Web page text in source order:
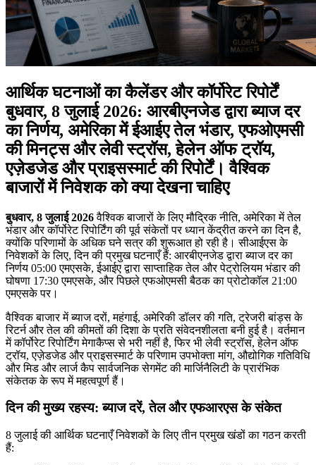
आर्थिक घटनाओं का कैलेंडर और कॉर्पोरेट रिपोर्टें
बुधवार, 8 जुलाई 2026: आरबीएनजेड द्वारा ब्याज दर
का निर्णय, अमेरिका में ईआईए तेल भंडार, एफओएमसी
की मिनट्स और लेवी स्ट्रॉस, हेलेन ऑफ ट्रॉय,
एज़ेडजेड और प्राइसस्मार्ट की रिपोर्टें। वैश्विक
बाजारों में निवेशक को क्या देखना चाहिए
बुधवार, 8 जुलाई 2026वैश्विक बाजारों के लिए मौद्रिक नीति, अमेरिका में तेल
भंडार और कॉर्पोरेट रिपोर्टिंग की पूर्व संकेतों पर ध्यान केंद्रीत करने का दिन है,
क्योंकि परिणामों के अधिक घने सत्र की शुरूआत हो रही है। सीआईएस के
निवेशकों के लिए, दिन की प्रमुख घटनाएँ हैं: आरबीएनजेड द्वारा ब्याज दर का
निर्णय 05:00 एमएसके, ईआईए द्वारा साप्ताहिक तेल और पेट्रोलियम भंडार की
घोषणा 17:30 एमएसके, और पिछले एफओएमसी बैठक का प्रोटोकॉल 21:00
एमएसके पर।
वैश्विक बाजार में ब्याज दरों, महंगाई, अमेरिकी डॉलर की गति, ट्रेजरी बांड्स के
रिटर्न और तेल की कीमतों की दिशा के प्रति संवेदनशीलता बनी हुई है। वर्तमान
में कॉर्पोरेट रिपोर्टिंग मेगाकैप्स से भरी नहीं है, फिर भी लेवी स्ट्रॉस, हेलेन ऑफ
ट्रॉय, एज़ेडजेड और प्राइसस्मार्ट के परिणाम उपभोक्ता मांग, औद्योगिक गतिविधि
और मिड और लार्ज कैप सार्वजनिक सेगमेंट की मार्जिनैलिटी के प्रारंभिक
संकेतक के रूप में महत्वपूर्ण हैं।
दिन की मुख्य रहस्य: ब्याज दरें, तेल और एफआरएस के संकेत
8 जुलाई की आर्थिक घटनाएँ निवेशकों के लिए तीन प्रमुख खंडों का गठन करती
हैं: